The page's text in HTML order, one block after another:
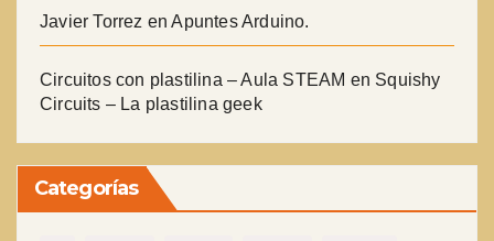
Javier Torrez enApuntes Arduino.
Circuitos con plastilina – Aula STEAM en Squishy
Circuits – La plastilina geek
Categorías